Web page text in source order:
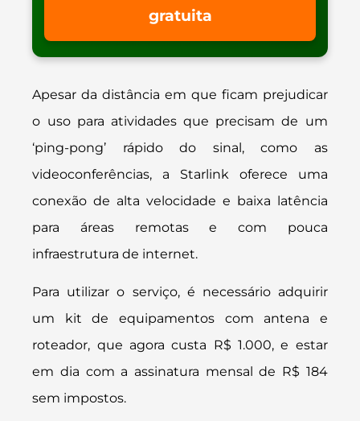
gratuita
Apesar da distância em que ficam prejudicar
o uso para atividades que precisam de um
‘ping-pong’ rápido do sinal, como as
videoconferências, a Starlink oferece uma
conexão de alta velocidade e baixa latência
para áreas remotas e com pouca
infraestrutura de internet.
Para utilizar o serviço, é necessário adquirir
um kit de equipamentos com antena e
roteador, que agora custa R$ 1.000, e estar
em dia com a assinatura mensal de R$ 184
sem impostos.